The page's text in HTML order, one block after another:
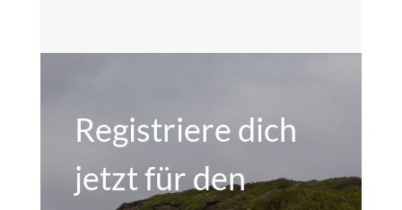
Registriere dich
jetzt für den